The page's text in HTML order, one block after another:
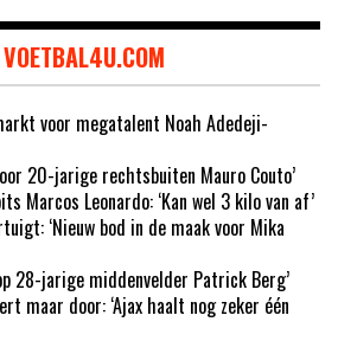
VOETBAL4U.COM
voor megatalent Noah Adedeji-
20-jarige rechtsbuiten Mauro Couto’
Marcos Leonardo: ‘Kan wel 3 kilo van af’
‘Nieuw bod in de maak voor Mika
28-jarige middenvelder Patrick Berg’
maar door: ‘Ajax haalt nog zeker één